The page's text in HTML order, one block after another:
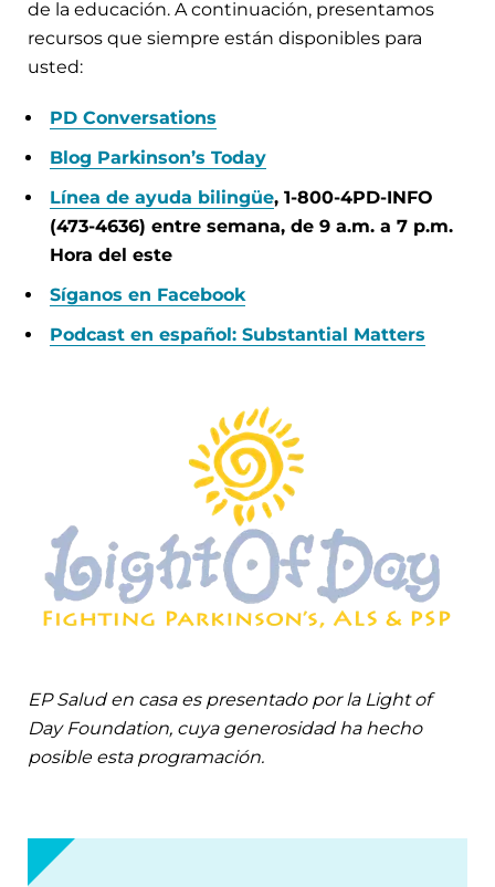
de la educación. A continuación, presentamos
recursos que siempre están disponibles para
usted:
PD Conversations
Blog Parkinson’s Today
Línea de ayuda bilingüe, 1-800-4PD-INFO
(473-4636) entre semana, de 9 a.m. a 7 p.m.
Hora del este
Síganos en Facebook
Podcast en español: Substantial Matters
EP Salud en casa es presentado por la Light of
Day Foundation, cuya generosidad ha hecho
posible esta programación.